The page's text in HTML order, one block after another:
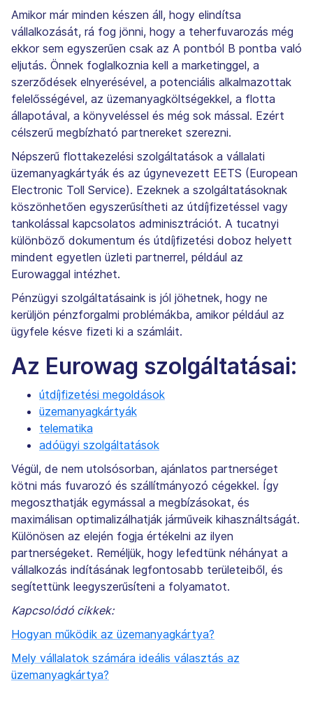
Amikor már minden készen áll, hogy elindítsa
vállalkozását, rá fog jönni, hogy a teherfuvarozás még
ekkor sem egyszerűen csak az A pontból B pontba való
eljutás. Önnek foglalkoznia kell a marketinggel, a
szerződések elnyerésével, a potenciális alkalmazottak
felelősségével, az üzemanyagköltségekkel, a flotta
állapotával, a könyveléssel és még sok mással. Ezért
célszerű megbízható partnereket szerezni.
Népszerű flottakezelési szolgáltatások a vállalati
üzemanyagkártyák és az úgynevezett EETS (European
Electronic Toll Service). Ezeknek a szolgáltatásoknak
köszönhetően egyszerűsítheti az útdíjfizetéssel vagy
tankolással kapcsolatos adminisztrációt. A tucatnyi
különböző dokumentum és útdíjfizetési doboz helyett
mindent egyetlen üzleti partnerrel, például az
Eurowaggal intézhet.
Pénzügyi szolgáltatásaink is jól jöhetnek, hogy ne
kerüljön pénzforgalmi problémákba, amikor például az
ügyfele késve fizeti ki a számláit.
Az Eurowag szolgáltatásai:
útdíjfizetési megoldások
üzemanyagkártyák
telematika
adóügyi szolgáltatások
Végül, de nem utolsósorban, ajánlatos partnerséget
kötni más fuvarozó és szállítmányozó cégekkel. Így
megoszthatják egymással a megbízásokat, és
maximálisan optimalizálhatják járműveik kihasználtságát.
Különösen az elején fogja értékelni az ilyen
partnerségeket. Reméljük, hogy lefedtünk néhányat a
vállalkozás indításának legfontosabb területeiből, és
segítettünk leegyszerűsíteni a folyamatot.
Kapcsolódó cikkek:
Hogyan működik az üzemanyagkártya?
Mely vállalatok számára ideális választás az
üzemanyagkártya?